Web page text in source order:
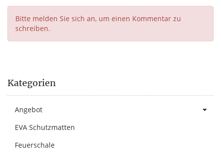
Bitte melden Sie sich an, um einen Kommentar zu
schreiben.
Kategorien
Angebot
EVA Schutzmatten
Feuerschale